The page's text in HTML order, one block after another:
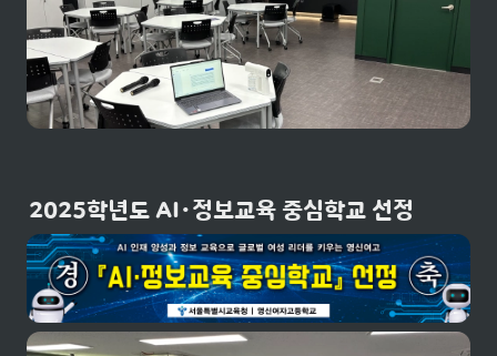
2025학년도 AI・정보교육 중심학교 선정